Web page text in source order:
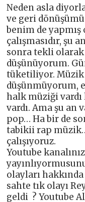
Neden asla
ve geri
benim de
çalışmasıdır, şu
sonra tekli olarak
düşünüyorum.
tüketiliyor.
düşünmüyorum,
halk müziği
vardı. Ama şu an
pop… Ha bir de
tabikii rap
çalışıyoruz.
Youtube
olayları
sahte tık olayı
geldi ? Youtube